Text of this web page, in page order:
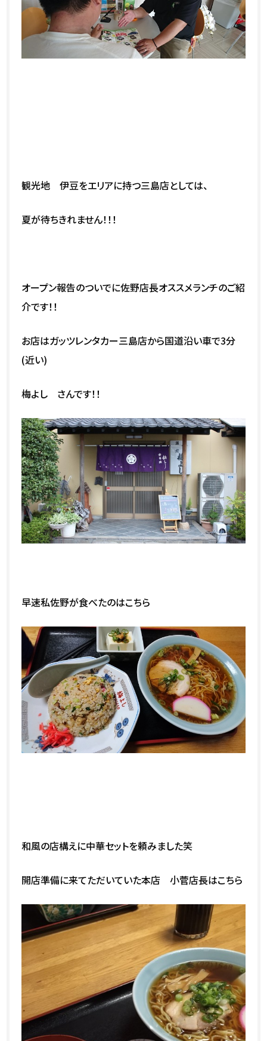
観光地 伊豆をエリアに持つ三島店としては、
夏が待ちきれません！！！
オープン報告のついでに佐野店長オススメランチのご紹
介です！！
お店はガッツレンタカー三島店から国道沿い車で3分
(近い)
梅よし さんです！！
早速私佐野が食べたのはこちら
和風の店構えに中華セットを頼みました笑
開店準備に来てただいていた本店 小菅店長はこちら